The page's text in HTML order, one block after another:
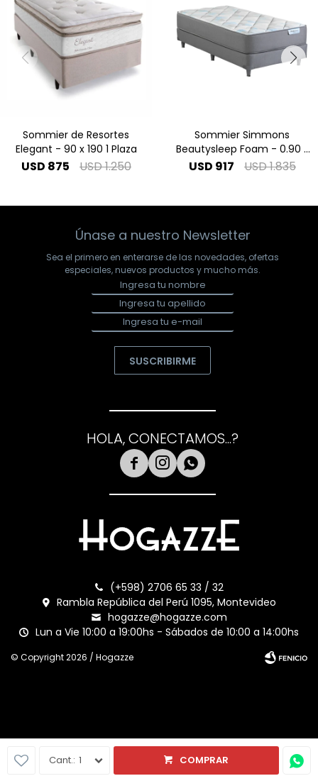
1 COMPRAR
Sommier de Resortes
Elegant - 90 x 190 1 Plaza
USD 875 USD1.250
Sommier Simmons
Beautysleep Foam - 0.90 x
1.90 1 Plaza
USD 917 USD1.835
Únase a nuestro Newsletter
Sea el primero en enterarse de las novedades, ofertas
especiales, nuevos productos y mucho más.
SUSCRIBIRME
HOLA, CONECTAMOS...?
  
(+598) 2706 65 33 / 32
Rambla República del Perú 1095, Montevideo
hogazze@hogazze.com
Lun a Vie 10:00 a 19:00hs - Sábados de 10:00 a 14:00hs
© Copyright 2026 / Hogazze
Fenicio